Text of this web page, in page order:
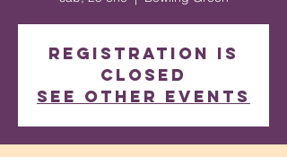
Registration is
closed
See other events